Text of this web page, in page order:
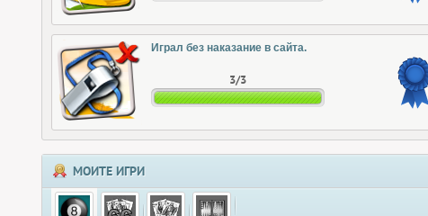
Играл без наказание в сайта.
3/3
МОИТЕ ИГРИ